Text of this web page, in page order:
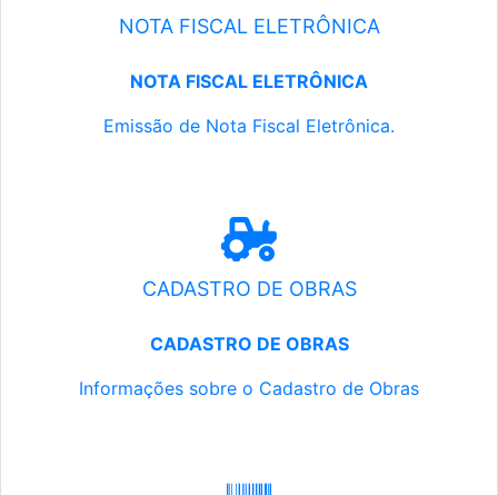
NOTA FISCAL ELETRÔNICA
NOTA FISCAL ELETRÔNICA
Emissão de Nota Fiscal Eletrônica.
CADASTRO DE OBRAS
CADASTRO DE OBRAS
Informações sobre o Cadastro de Obras